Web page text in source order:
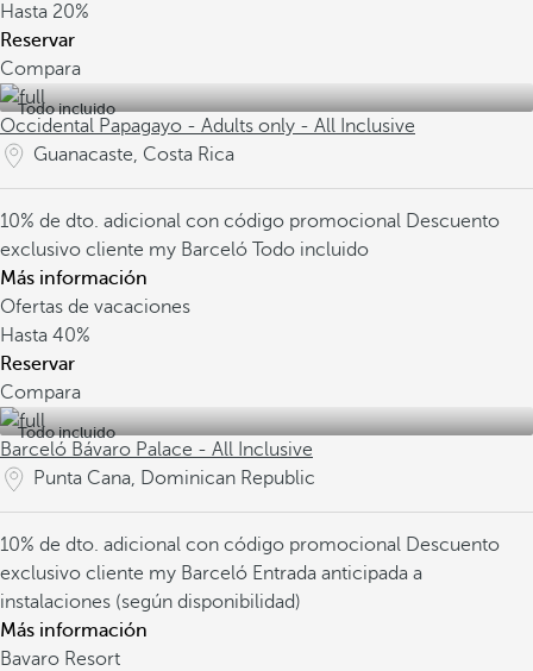
Hasta 20%
Reservar
Compara
Todo incluido
Occidental Papagayo - Adults only - All Inclusive
Guanacaste, Costa Rica
10% de dto. adicional con código promocional Descuento
exclusivo cliente my Barceló Todo incluido
Más información
Ofertas de vacaciones
Hasta 40%
Reservar
Compara
Todo incluido
Barceló Bávaro Palace - All Inclusive
Punta Cana, Dominican Republic
10% de dto. adicional con código promocional Descuento
exclusivo cliente my Barceló Entrada anticipada a
instalaciones (según disponibilidad)
Más información
Bavaro Resort